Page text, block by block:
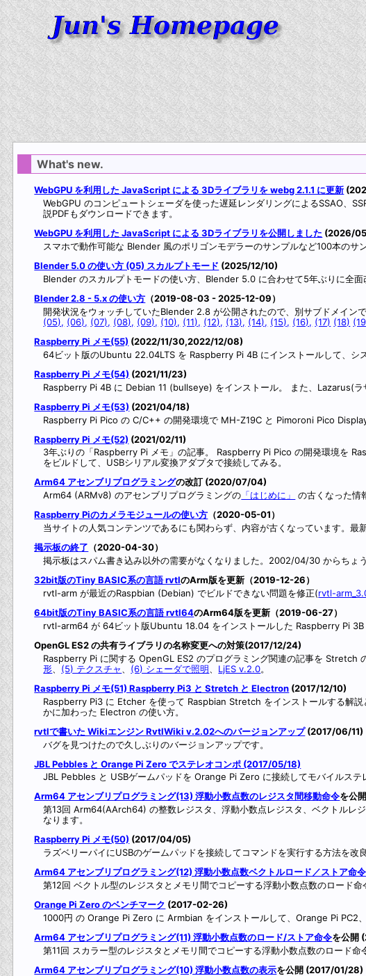
What's new.
WebGPU を利用した JavaScript による 3Dライブラリを webg 2.1.1 に更新
WebGPU のコンピュートシェーダを使った遅延レンダリングによるSSAO、
説PDFもダウンロードできます。
WebGPU を利用した JavaScript による 3Dライブラリを公開しました (2026/
スマホで動作可能な Blender 風のポリゴンモデラーのサンプルなど100本のサ
Blender 5.0 の使い方 (05) スカルプトモード (2025/12/10)
Blender のスカルプトモードの使い方、Blender 5.0 に合わせて5年ぶりに全面
Blender 2.8 - 5.x の使い方 （2019-08-03 - 2025-12-09）
開発状況をウォッチしていたBlender 2.8 が公開されたので、別サブドメイン
(05), (06), (07), (08), (09), (10), (11), (12), (13), (14), (15), (16), (17) (18)
Raspberry Pi メモ(55) (2022/11/30,2022/12/08)
64ビット版のUbuntu 22.04LTS を Raspberry Pi 4B にインストールして、シ
Raspberry Pi メモ(54) (2021/11/23)
Raspberry Pi 4B に Debian 11 (bullseye) をインストール。 また、Lazarus(ラ
Raspberry Pi メモ(53) (2021/04/18)
Raspberry Pi Pico の C/C++ の開発環境で MH-Z19C と Pimoroni Pico
Raspberry Pi メモ(52) (2021/02/11)
3年ぶりの「Raspberry Pi メモ」の記事。 Raspberry Pi Pico の開発環境を
をビルドして、USBシリアル変換アダプタで接続してみる。
Arm64 アセンブリプログラミングの改訂 (2020/07/04)
Arm64 (ARMv8) のアセンブリプログラミングの 「はじめに」
の古くなった情
Raspberry Piのカメラモジュールの使い方 （2020-05-01）
当サイトの人気コンテンツであるにも関わらず、内容が古くなっています。最
掲示板の終了 （2020-04-30）
掲示板はスパム書き込み以外の需要がなくなりました。2002/04/30 からちょ
32bit版のTiny BASIC系の言語 rvtlのArm版を更新（2019-12-26）
rvtl-arm が最近のRaspbian (Debian) でビルドできない問題を修正(rvtl-
64bit版のTiny BASIC系の言語 rvtl64のArm64版を更新（2019-06-27）
rvtl-arm64 が 64ビット版Ubuntu 18.04 をインストールした Raspberry Pi 3B
OpenGL ES2 の共有ライブラリの名称変更への対策(2017/12/24)
Raspberry Pi に関する OpenGL ES2 のプログラミング関連の記事を Stretch
形
(5) テクスチャ (6) シェーダで照明 LjES v.2.0。
Raspberry Pi メモ(51) Raspberry Pi3 と Stretch と Electron (2017/12/10)
Raspberry Pi3 に Etcher を使って Raspbian Stretch をインストールする解
かに加わった Electron の使い方。
rvtlで書いた Wikiエンジン RvtlWiki v.2.02へのバージョンアップ(2017/06/11)
バグを見つけたので久しぶりのバージョンアップです。
JBL Pebbles と Orange Pi Zero でステレオコンポ (2017/05/18)
JBL Pebbles と USBゲームパッドを Orange Pi Zero に接続してモバイルステ
Arm64 アセンブリプログラミング(13) 浮動小数点数のレジスタ間移動命令を公
第13回 Arm64(AArch64) の整数レジスタ、浮動小数点レジスタ、ベクトルレ
なります。
Raspberry Pi メモ(50) (2017/04/05)
ラズベリーパイにUSBのゲームパッドを接続してコマンドを実行する方法を改
Arm64 アセンブリプログラミング(12) 浮動小数点数ベクトルロード／ストア命令
第12回 ベクトル型のレジスタとメモリ間でコピーする浮動小数点数のロード命
Orange Pi Zero のベンチマーク (2017-02-26)
1000円 の Orange Pi Zero に Armbian をインストールして、Orange Pi PC2
Arm64 アセンブリプログラミング(11) 浮動小数点数のロード/ストア命令を公開
第11回 スカラー型のレジスタとメモリ間でコピーする浮動小数点数のロード命
Arm64 アセンブリプログラミング(10) 浮動小数点数の表示を公開 (2017/01/28)